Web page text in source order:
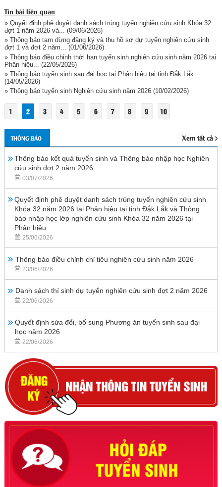
Tin bài liên quan
» Quyết định phê duyệt danh sách trúng tuyển nghiên cứu sinh Khóa 32
đợt 1 năm 2026 và...
(09/06/2026)
» Thông báo tạm dừng đăng ký và thu hồ sơ dự tuyển nghiên cứu sinh
đợt 1 và đợt 2 năm... (01/06/2026)
» Thông báo điều chỉnh thời hạn tuyển sinh nghiên cứu sinh năm 2026 tại
Phân hiệu...
(22/05/2026)
» Thông báo tuyển sinh sau đại học tại Phân hiệu tại tỉnh Đắk Lắk
(14/05/2026)
» Thông báo tuyển sinh Nghiên cứu sinh năm 2026(10/02/2026)
1 2 3 4 5 6 7 8 9 10
THÔNG BÁO Xem tất cả
Thông báo kết quả tuyển sinh và Thông báo nhập học Nghiên
cứu sinh đợt 2 năm 2026
03/07/2026
Quyết định phê duyệt danh sách trúng tuyển nghiên cứu sinh
Khóa 32 năm 2026 tại Phân hiệu tại tỉnh Đắk Lắk và Thông
báo nhập học lớp nghiên cứu sinh Khóa 32 năm 2026 tại
Phân hiệu
25/06/2026
Thông báo điều chỉnh chỉ tiêu nghiên cứu sinh năm 2026
23/06/2026
Danh sách thí sinh dự tuyển nghiên cứu sinh đợt 2 năm 2026
22/06/2026
Quyết định sửa đổi, bổ sung Phương án tuyển sinh sau đại
học năm 2026
22/06/2026